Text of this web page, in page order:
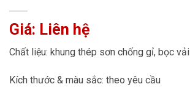
Giá: Liên hệ
Chất liệu: khung thép sơn chống gỉ, bọc vải
Kích thước & màu sắc: theo yêu cầu